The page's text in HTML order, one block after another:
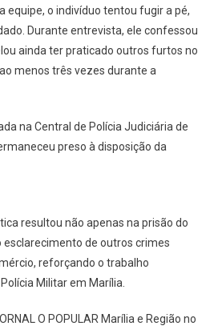
equipe, o indivíduo tentou fugir a pé,
Durante entrevista, ele confessou
ainda ter praticado outros furtos no
menos três vezes durante a
na Central de Polícia Judiciária de
preso à disposição da
resultou não apenas na prisão do
de outros crimes
reforçando o trabalho
Militar em Marília.
O POPULAR Marília e Região no